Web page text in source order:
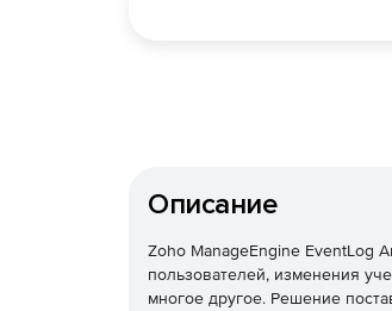
Описание
Zoho ManageEngine EventLog
пользователей, изменения
многое другое. Решение